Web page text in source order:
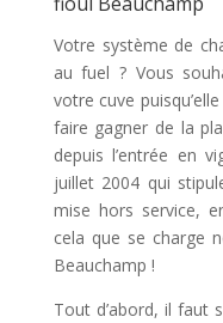
Votre système de
au fuel ? Vous
votre cuve
faire gagner de la
depuis l’entrée en
juillet 2004 qui
mise hors service,
cela que se charge
Beauchamp !
Tout d’abord, il faut